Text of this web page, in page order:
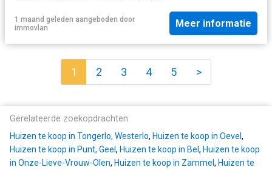
1 maand geleden aangeboden door
immovlan
Meer informatie
1 2 3 4 5 >
Gerelateerde zoekopdrachten
Huizen te koop in Tongerlo, Westerlo, Huizen te koop in Oevel ,
Huizen te koop in Punt, Geel , Huizen te koop in Bel , Huizen te koop
in Onze-Lieve-Vrouw-Olen, Huizen te koop in Zammel , Huizen te